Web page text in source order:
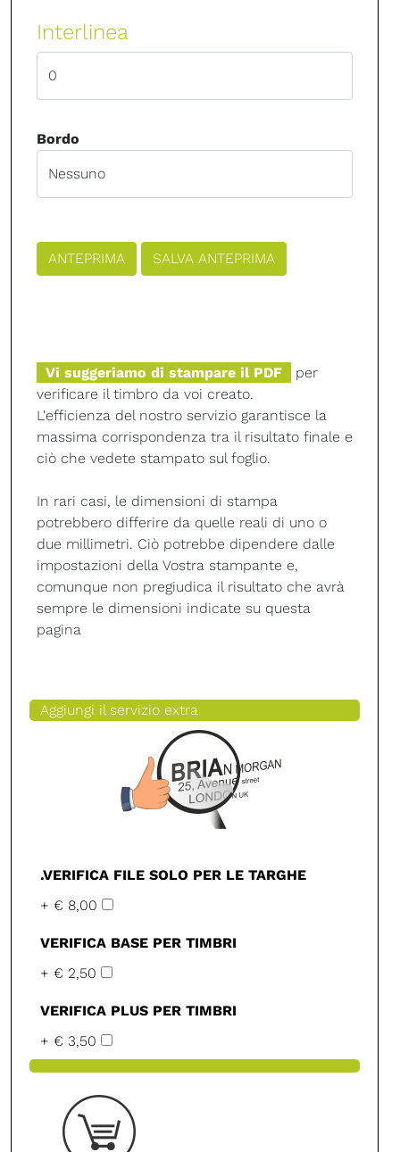
Interlinea
Bordo
Vi suggeriamo di stampare il PDF
per
verificare il timbro da voi creato.
L'efficienza del nostro servizio garantisce la
massima corrispondenza tra il risultato finale e
ciò che vedete stampato sul foglio.
In rari casi, le dimensioni di stampa
potrebbero differire da quelle reali di uno o
due millimetri. Ciò potrebbe dipendere dalle
impostazioni della Vostra stampante e,
comunque non pregiudica il risultato che avrà
sempre le dimensioni indicate su questa
pagina
Aggiungi il servizio extra
.VERIFICA FILE SOLO PER LE TARGHE
+ € 8,00
VERIFICA BASE PER TIMBRI
+ € 2,50
VERIFICA PLUS PER TIMBRI
+ € 3,50